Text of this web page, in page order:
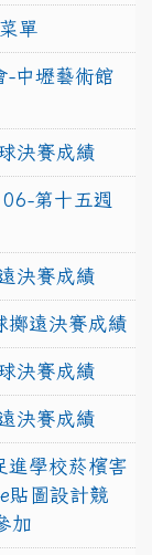
單
-中壢藝術館
決賽成績
第十五週
決賽成績
擲遠決賽成績
決賽成績
決賽成績
進學校菸檳害
貼圖設計競
加